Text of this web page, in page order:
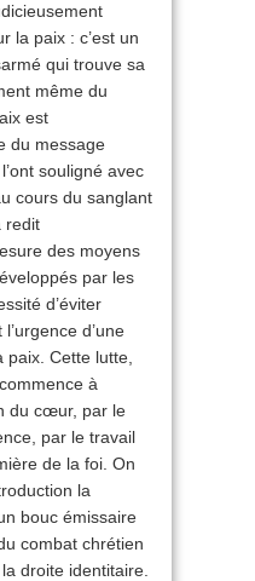
la paix : c’est un
qui trouve sa
même du
est
du message
souligné avec
cours du sanglant
redit
des moyens
par les
d’éviter
d’une
Cette lutte,
à
du cœur, par le
par le travail
de la foi. On
la
bouc émissaire
combat chrétien
droite identitaire.